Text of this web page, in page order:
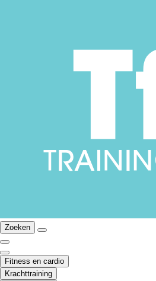
Zoeken
Fitness en cardio
Krachttraining